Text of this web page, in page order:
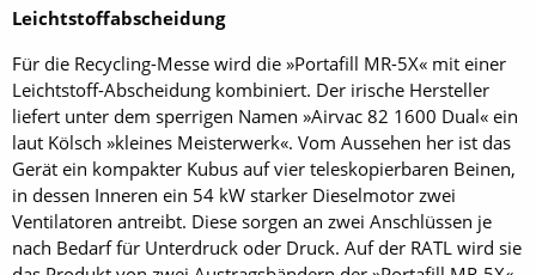
Leichtstoffabscheidung
Für die Recycling-Messe wird die »Portafill MR-5X« mit einer
Leichtstoff-Abscheidung kombiniert. Der irische Hersteller
liefert unter dem sperrigen Namen »Airvac 82 1600 Dual« ein
laut Kölsch »kleines Meisterwerk«. Vom Aussehen her ist das
Gerät ein kompakter Kubus auf vier teleskopierbaren Beinen,
in dessen Inneren ein 54 kW starker Dieselmotor zwei
Ventilatoren antreibt. Diese sorgen an zwei Anschlüssen je
nach Bedarf für Unterdruck oder Druck. Auf der RATL wird sie